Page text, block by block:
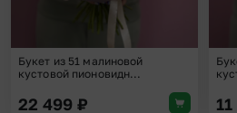
Букет из 51 малиновой
кустовой пионовидн...
22 499 ₽